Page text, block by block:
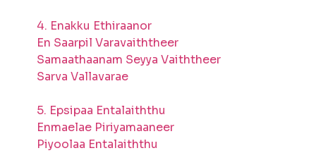
4. Enakku Ethiraanor
En Saarpil Varavaiththeer
Samaathaanam Seyya Vaiththeer
Sarva Vallavarae
5. Epsipaa Entalaiththu
Enmaelae Piriyamaaneer
Piyoolaa Entalaiththu